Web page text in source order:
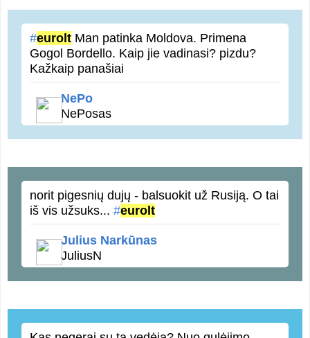
#eurolt Man patinka Moldova. Primena
Gogol Bordello. Kaip jie vadinasi? pizdu?
Kažkaip panašiai
NePo
NePosas
norit pigesnių dujų - balsuokit už Rusiją. O tai
iš vis užsuks... #eurolt
Julius Narkūnas
JuliusN